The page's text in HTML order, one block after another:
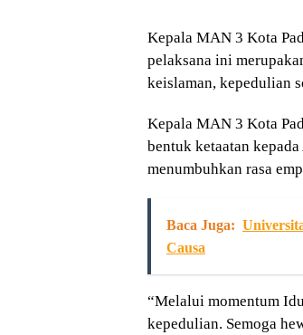
Kepala MAN 3 Kota
pelaksana ini
keislaman, kepedulian
Kepala MAN 3 Kota
bentuk ketaatan kepada
menumbuhkan rasa
Baca Juga:
Causa
“Melalui momentum
kepedulian. Semoga